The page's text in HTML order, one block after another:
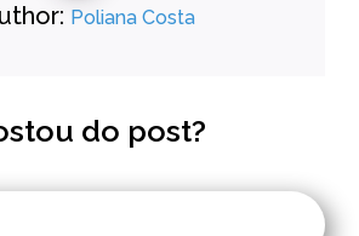
Poliana Costa
do post?